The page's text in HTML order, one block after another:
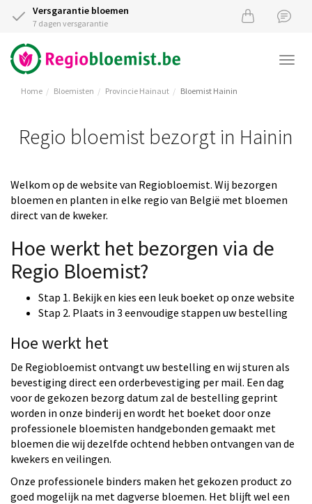
Versgarantie bloemen
7 dagen versgarantie
Home Bloemisten Provincie Hainaut Bloemist Hainin
Regio bloemist bezorgt in Hainin
Welkom op de website van Regiobloemist. Wij bezorgen
bloemen en planten in elke regio van België met bloemen
direct van de kweker.
Hoe werkt het bezorgen via de
Regio Bloemist?
Stap 1. Bekijk en kies een leuk boeket op onze website
Stap 2. Plaats in 3 eenvoudige stappen uw bestelling
Hoe werkt het
De Regiobloemist ontvangt uw bestelling en wij sturen als
bevestiging direct een orderbevestiging per mail. Een dag
voor de gekozen bezorg datum zal de bestelling geprint
worden in onze binderij en wordt het boeket door onze
professionele bloemisten handgebonden gemaakt met
bloemen die wij dezelfde ochtend hebben ontvangen van de
kwekers en veilingen.
Onze professionele binders maken het gekozen product zo
goed mogelijk na met dagverse bloemen. Het blijft wel een